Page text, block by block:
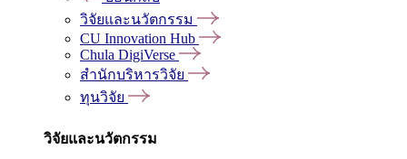
วิจัยและนวัตกรรม
CU Innovation Hub
Chula DigiVerse
สำนักบริหารวิจัย
ทุนวิจัย
วิจัยและนวัตกรรม